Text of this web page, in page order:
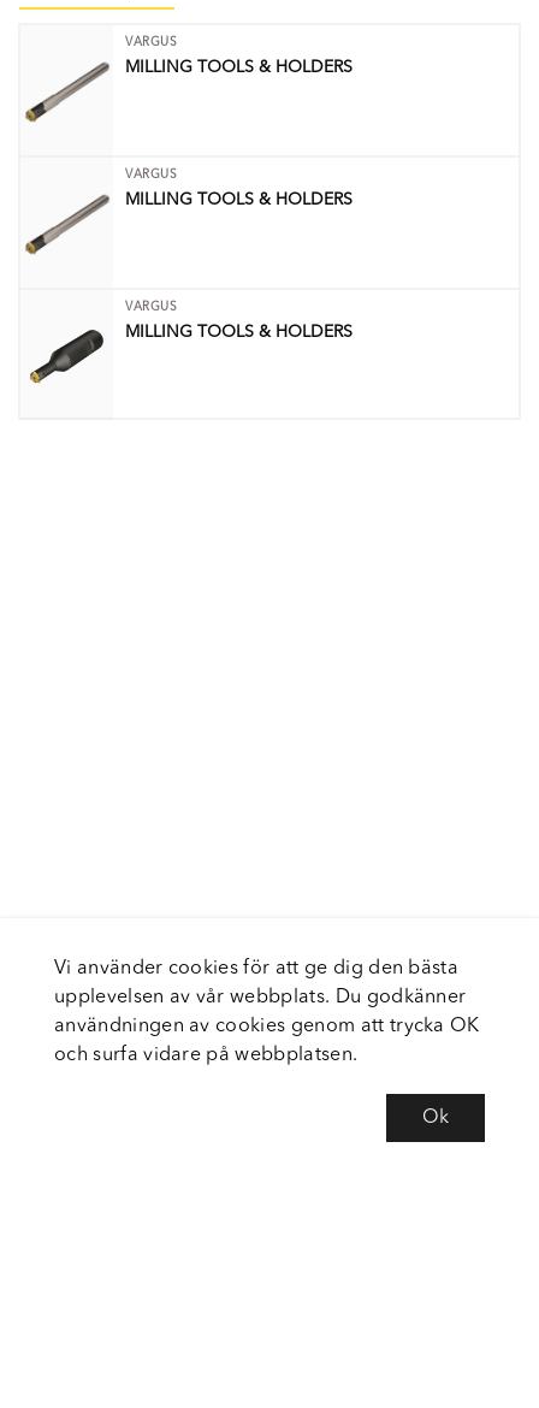
VARGUS
MILLING TOOLS & HOLDERS
VARGUS
MILLING TOOLS & HOLDERS
VARGUS
MILLING TOOLS & HOLDERS
Vi använder cookies för att ge dig den bästa
upplevelsen av vår webbplats. Du godkänner
användningen av cookies genom att trycka OK
och surfa vidare på webbplatsen.
Ok